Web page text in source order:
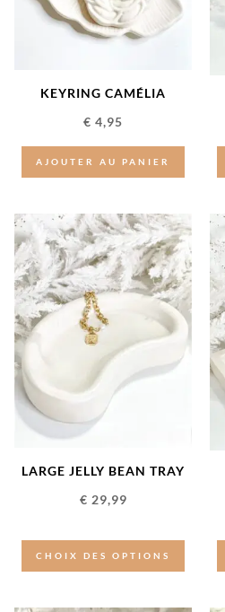
KEYRING CAMÉLIA
€ 4,95
AJOUTER AU PANIER
LARGE JELLY BEAN TRAY
€ 29,99
CHOIX DES OPTIONS